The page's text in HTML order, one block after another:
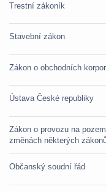
Trestní zákoník
Stavební zákon
Zákon o obchodních
Ústava České republiky
Zákon o provozu na
změnách některých
Občanský soudní řád